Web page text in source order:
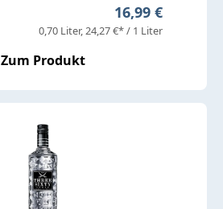
Regulärer Preis:
16,99 €
0,70 Liter 24,27 €* / 1 Liter
Zum Produkt